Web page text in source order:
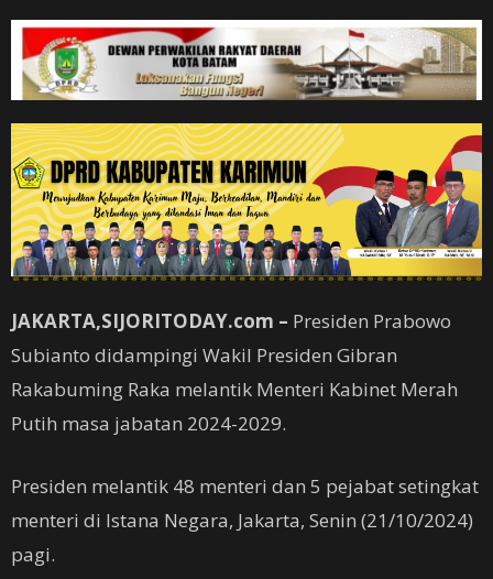
JAKARTA,SIJORITODAY.com – Presiden Prabowo
Subianto didampingi Wakil Presiden Gibran
Rakabuming Raka melantik Menteri Kabinet Merah
Putih masa jabatan 2024-2029.
Presiden melantik 48 menteri dan 5 pejabat setingkat
menteri di Istana Negara, Jakarta, Senin (21/10/2024)
pagi.